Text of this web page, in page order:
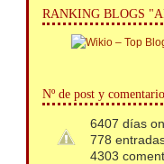
RANKING BLOGS
Nº de post y
6407 días
778
4303